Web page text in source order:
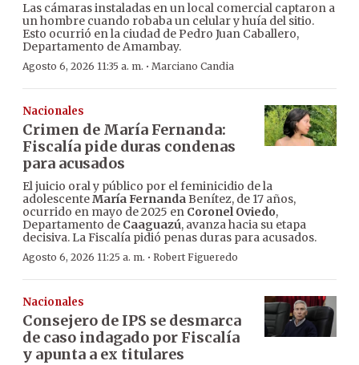
Las cámaras instaladas en un local comercial captaron a
un hombre cuando robaba un celular y huía del sitio.
Esto ocurrió en la ciudad de Pedro Juan Caballero,
Departamento de Amambay.
Agosto 6, 2026 11:35 a. m. · Marciano Candia
Nacionales
Crimen de María Fernanda:
Fiscalía pide duras condenas
para acusados
El juicio oral y público por el feminicidio de la
adolescenteMaría FernandaBenítez, de 17 años,
ocurrido en mayo de 2025 en Coronel Oviedo,
Departamento de Caaguazú, avanza hacia su etapa
decisiva. La Fiscalía pidió penas duras para acusados.
Agosto 6, 2026 11:25 a. m. · Robert Figueredo
Nacionales
Consejero de IPS se desmarca
de caso indagado por Fiscalía
y apunta a ex titulares